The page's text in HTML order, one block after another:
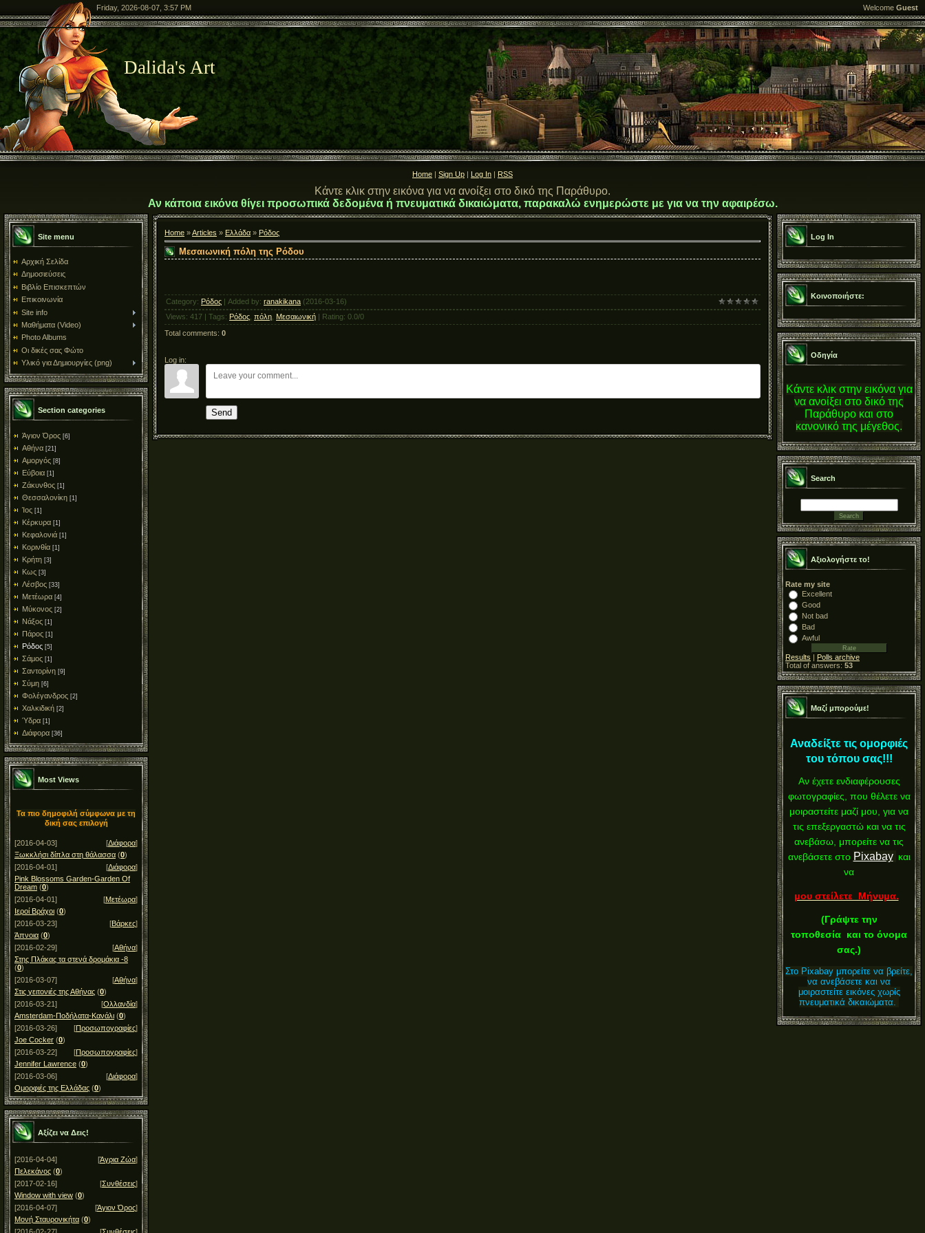
Friday, 2026-08-07, 3:57 PM Welcome Guest
Dalida's Art
Home | Sign Up | Log In | RSS
Κάντε κλικ στην εικόνα για να ανοίξει στο δικό της Παράθυρο.
Αν κάποια εικόνα θίγει προσωπικά δεδομένα ή πνευματικά δικαιώματα, παρακαλώ ενημερώστε με για να την αφαιρέσω.
Site menu
Αρχική Σελίδα
Δημοσιεύσεις
Βιβλίο Επισκεπτών
Επικοινωνία
Site info
Μαθήματα (Video)
Photo Albums
Οι δικές σας Φώτο
Υλικό για Δημιουργίες (png)
Section categories
Άγιον Όρος [6]
Αθήνα [21]
Αμοργός [8]
Εύβοια [1]
Ζάκυνθος [1]
Θεσσαλονίκη [1]
Ίος [1]
Κέρκυρα [1]
Κεφαλονιά [1]
Κορινθία [1]
Κρήτη [3]
Κως [3]
Λέσβος [33]
Μετέωρα [4]
Μύκονος [2]
Νάξος [1]
Πάρος [1]
Ρόδος [5]
Σάμος [1]
Σαντορίνη [9]
Σύμη [6]
Φολέγανδρος [2]
Χαλκιδική [2]
Ύδρα [1]
Διάφορα [36]
Most Views
Τα πιο δημοφιλή σύμφωνα με τη
δική σας επιλογή
[2016-04-03] [Διάφορα]
Ξωκκλήσι δίπλα στη θάλασσα (0)
[2016-04-01]
[Διάφορα]
Pink Blossoms Garden-Garden Of
Dream (0)
[2016-04-01]
[Μετέωρα]
Ιεροί Βράχοι (0)
[2016-03-23]
[Βάρκες]
Άπνοια (0)
[2016-02-29]
[Αθήνα]
Στης Πλάκας τα στενά δρομάκια -8
(0)
[2016-03-07]
[Αθήνα]
Στις γειτονιές της Αθήνας (0)
[2016-03-21]
[Ολλανδία]
Amsterdam-Ποδήλατα-Κανάλι (0)
[2016-03-26]
[Προσωπογραφίες]
Joe Cocker (0)
[2016-03-22]
[Προσωπογραφίες]
Jennifer Lawrence (0)
[2016-03-06]
[Διάφορα]
Ομορφιές της Ελλάδας (0)
Αξίζει να Δεις!
[2016-04-04] [Άγρια Ζώα]
Πελεκάνος (0)
[2017-02-16]
[Συνθέσεις]
Window with view (0)
[2016-04-07]
[Άγιον Όρος]
Μονή Σταυρονικήτα (0)
Home »Articles » Ελλάδα » Ρόδος
Μεσαιωνική πόλη της Ρόδου
Category: Ρόδος | Added by: ranakikana (2016-03-16)
Views: 417 | Tags: Ρόδος πόλη Μεσαιωνική | Rating: 0.0/0
Total comments: 0
Log in:
Send
Log In
Κοινοποιήστε:
Οδηγία
Κάντε κλικ στην εικόνα για
να ανοίξει στο δικό της
Παράθυρο και στο
κανονικό της μέγεθος.
Search
Αξιολογήστε το!
Rate my site
Excellent
Good
Not bad
Bad
Awful
Results | Polls archive
Total of answers: 53
Μαζί μπορούμε!
Αναδείξτε τις ομορφιές
του τόπου σας!!!
Αν έχετε ενδιαφέρουσες
φωτογραφίες, που θέλετε να
μοιραστείτε μαζί μου, για να
τις επεξεργαστώ και να τις
ανεβάσω, μπορείτε να τις
ανεβάσετε στο Pixabay και
να
μου στείλετε Μήνυμα.
(Γράψτε την
τοποθεσία και το όνομα
σας.)
Στο Pixabay μπορείτε να βρείτε,
να ανεβάσετε και να
μοιραστείτε εικόνες χωρίς
πνευματικά δικαιώματα.